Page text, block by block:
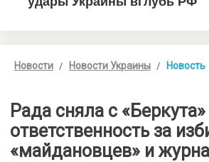
Новости Новости Украины Новость
Рада сняла с «Беркута»
ответственность за
«майдановцев» и